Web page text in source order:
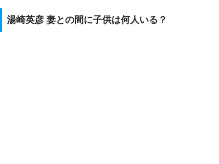
湯崎英彦 妻との間に子供は何人いる？